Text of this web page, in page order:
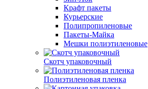
Крафт пакеты
Курьерские
Полипропиленовые
Пакеты-Майка
Мешки полиэтиленовые
Скотч упаковочный
Полиэтиленовая пленка